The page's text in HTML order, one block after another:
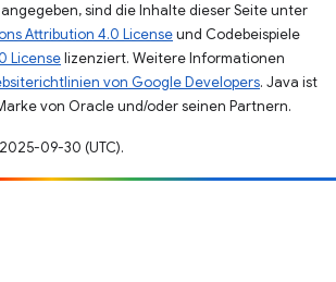
sind die Inhalte dieser Seite unter
Attribution 4.0 Licenseund Codebeispiele
Licenselizenziert. Weitere Informationen
von Google Developers. Java ist
von Oracle und/oder seinen Partnern.
09-30 (UTC).